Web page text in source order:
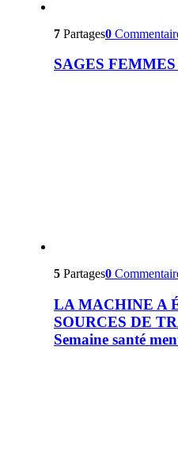
7 Partages0
SAGES FEMMES
5 Partages0
LA MACHINE A
SOURCES DE
Semaine santé